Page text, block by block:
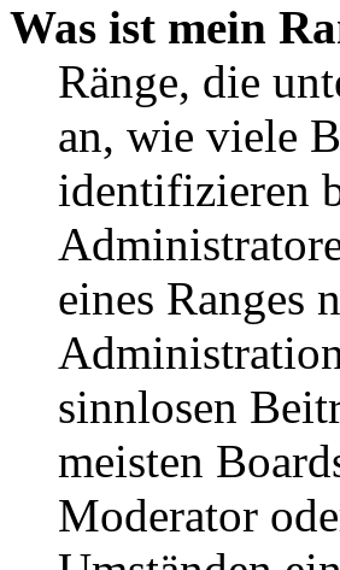
Was ist mein
Ränge, die
an, wie viele
identifizieren
eines Ranges
sinnlosen
meisten
Moderator